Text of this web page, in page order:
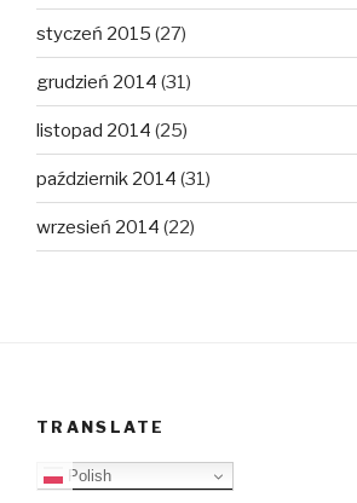
styczeń 2015 (27)
grudzień 2014 (31)
listopad 2014 (25)
październik 2014 (31)
wrzesień 2014 (22)
TRANSLATE
Polish